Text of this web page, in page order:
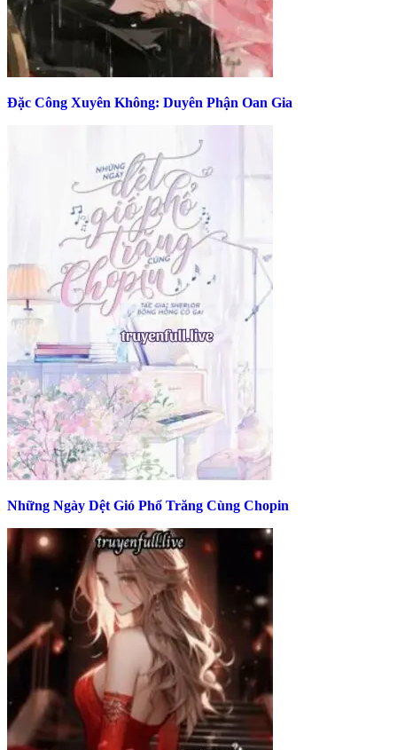
Đặc Công Xuyên Không: Duyên Phận Oan Gia
Những Ngày Dệt Gió Phổ Trăng Cùng Chopin